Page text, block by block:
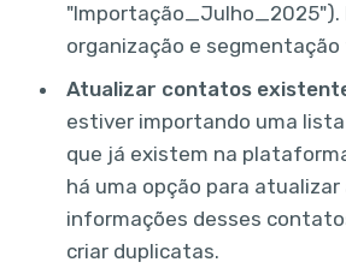
"Importação_Julho_2025").
organização e
Atualizar contatos
estiver importando uma
que já existem na
há uma opção para atualizar
informações desses
criar duplicatas.